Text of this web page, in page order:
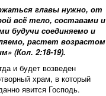
главы нужно, от
всё тело, составами и
будучи соединяемо и
растет возрастом
(Кол. 2:18-19).
и будет возведен
храм, в который
явится Господь.